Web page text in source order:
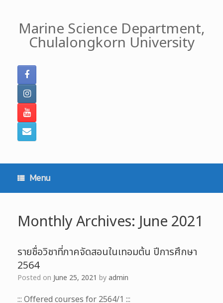
contentMarine Science Department,
Chulalongkorn University
Menu
Monthly Archives:June 2021
รายชื่อวิชาที่ภาคจัดสอนในเทอมต้น ปีการศึกษา
2564
Posted on June 25, 2021 byadmin
::: Offered courses for 2564/1 :::